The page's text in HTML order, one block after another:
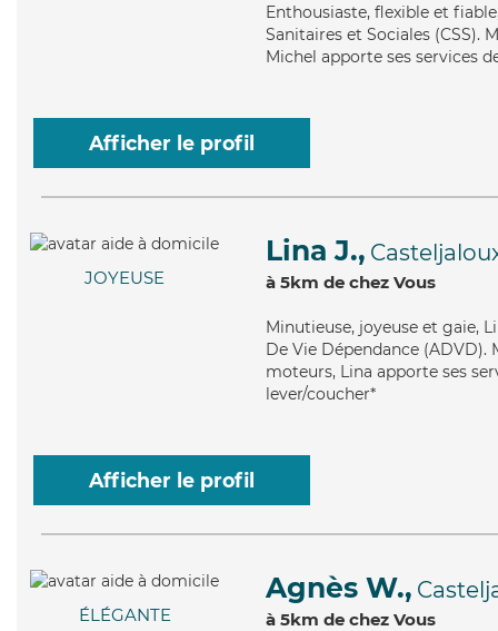
Enthousiaste, flexible et
Sanitaires et Sociales (CSS).
Michel apporte ses services
Afficher le profil
JOYEUSE
Lina J.,
à 5km de chez Vous
Minutieuse, joyeuse et gaie,
De Vie Dépendance
moteurs, Lina apporte ses
lever/coucher*
Afficher le profil
ÉLÉGANTE
Agnès W.,
à 5km de chez Vous